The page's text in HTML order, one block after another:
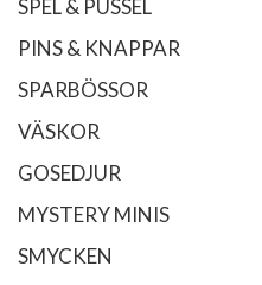
SPEL & PUSSEL
PINS & KNAPPAR
SPARBÖSSOR
VÄSKOR
GOSEDJUR
MYSTERY MINIS
SMYCKEN